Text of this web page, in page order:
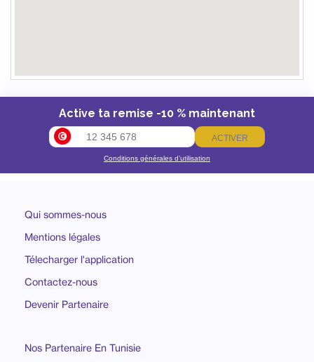
Active ta remise -10 % maintenant
ACTIVER
Conditions générales d’utilisation
Qui sommes-nous
Mentions légales
Télecharger l'application
Contactez-nous
Devenir Partenaire
Nos Partenaire En Tunisie